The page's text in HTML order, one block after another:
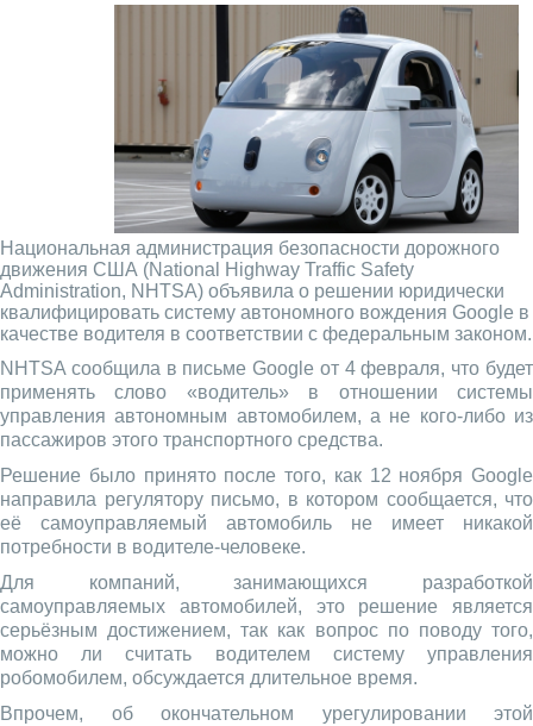
Национальная администрация безопасности дорожного
движения США (National Highway Traffic Safety
Administration, NHTSA) объявила о решении юридически
квалифицировать систему автономного вождения Google в
качестве водителя в соответствии с федеральным законом.
NHTSA сообщила в письме Google от 4 февраля, что будет
применять слово «водитель» в отношении системы
управления автономным автомобилем, а не кого-либо из
пассажиров этого транспортного средства.
Решение было принято после того, как 12 ноября Google
направила регулятору письмо, в котором сообщается, что
её самоуправляемый автомобиль не имеет никакой
потребности в водителе-человеке.
Для компаний, занимающихся разработкой
самоуправляемых автомобилей, это решение является
серьёзным достижением, так как вопрос по поводу того,
можно ли считать водителем систему управления
робомобилем, обсуждается длительное время.
Впрочем, об окончательном урегулировании этой